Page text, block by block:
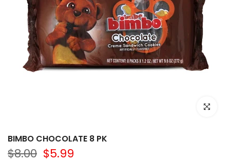
Haz clic
BIMBO CHOCOLATE 8 PK
$8.00 $5.99